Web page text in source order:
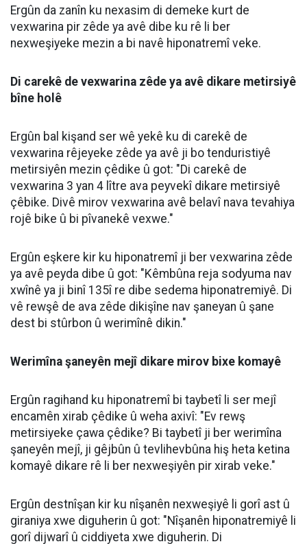
UYARI:Küfür, hakaret, rencide edici cümleler veya imalar, inançlara saldırı
onaylanmamaktadır.
Dr. Mûhemmed Emîn Ergûn: Di mehên
havînê de vexwarina bêzanistî ya avê
dikare bibe sedema pirsgirêkên
tenduristiyê yên giran
Mütaxassisê Nexweşiyên Hindirrî (Daxilî) Dr.